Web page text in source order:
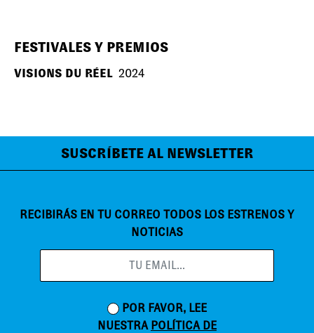
FESTIVALES Y PREMIOS
VISIONS DU RÉEL 2024
SUSCRÍBETE AL NEWSLETTER
RECIBIRÁS EN TU CORREO TODOS LOS ESTRENOS Y
NOTICIAS
POR FAVOR, LEE
NUESTRA POLÍTICA DE